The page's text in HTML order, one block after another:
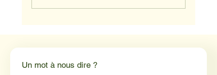
Un mot à nous dire ?